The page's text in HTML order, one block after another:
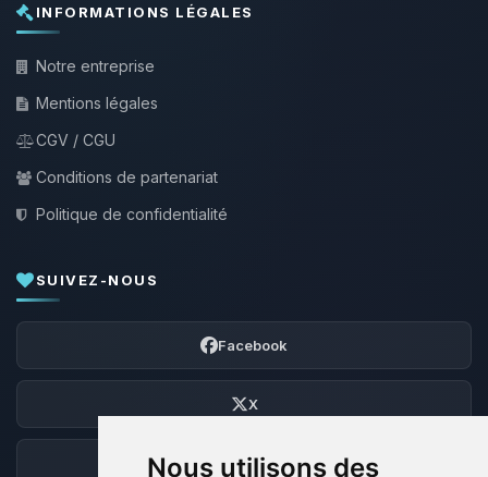
Nous utilisons des
INFORMATIONS LÉGALES
Notre entreprise
Mentions légales
CGV / CGU
Conditions de partenariat
Politique de confidentialité
SUIVEZ-NOUS
Facebook
X
Discord